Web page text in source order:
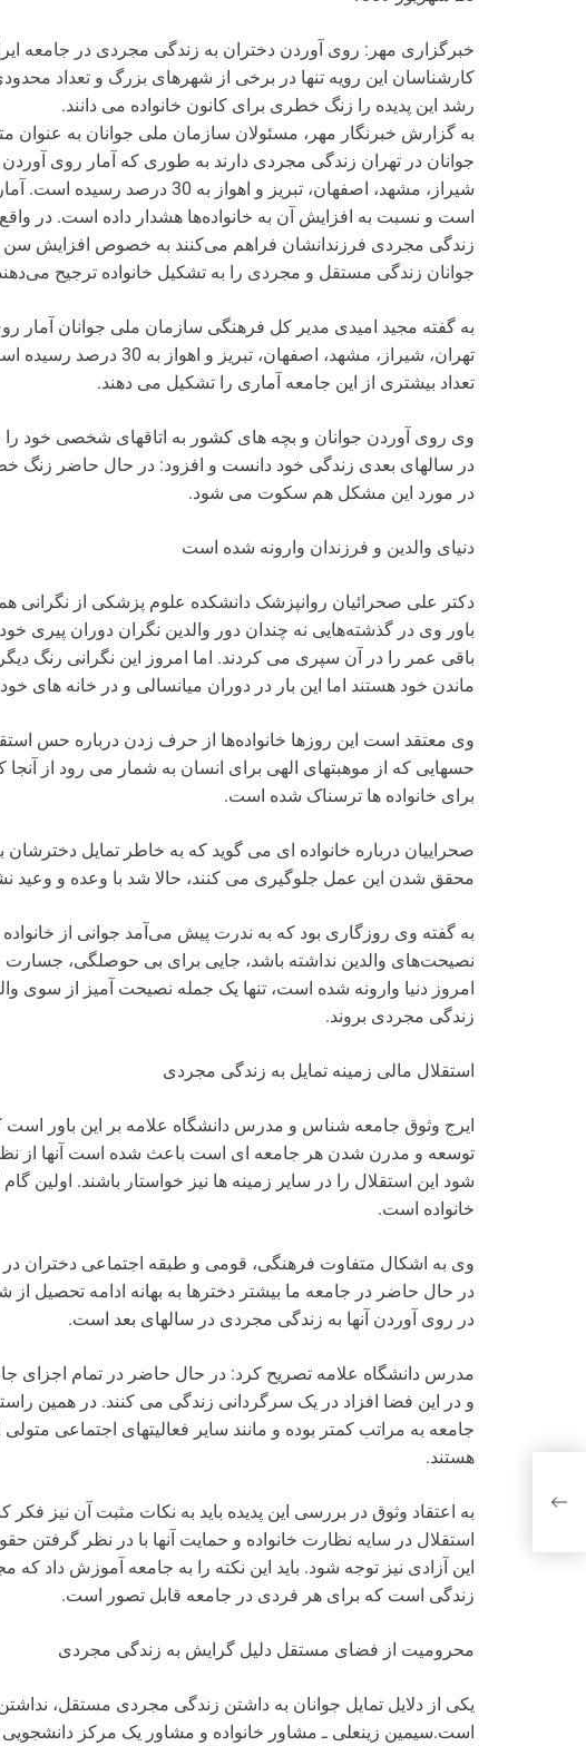
خبرگزاری مهر: روی آوردن دختران به زندگی مجردی در جامعه
کارشناسان این رویه تنها در برخی از شهرهای بزرگ و تعداد
رشد این پدیده را زنگ خطری برای کانون خانواده می دانند.
به گزارش خبرنگار مهر، مسئولان سازمان ملی جوانان به عنوان
شیراز، مشهد، اصفهان، تبریز و
است و نسبت به افزایش آن به خانواده‌ها هشدار داده است. در واقع
زندگی مجردی فرزندانشان فراهم می‌کنند به خصوص افزایش سن
جوانان زندگی مستقل و مجردی را به تشکیل خانواده ترجیح
تهران، شیراز، مشهد،
تعداد بیشتری از این جامعه آماری را تشکیل می دهند.
وی روی آوردن جوانان و بچه های کشور به اتاقهای شخصی خود
در سالهای بعدی زندگی خود دانست و افزود: در حال حاضر زنگ
در مورد این مشکل هم سکوت می شود.
دنیای والدین و فرزندان وارونه شده است
دکتر علی صحرائیان روانپزشک دانشکده علوم پزشکی از نگرانی
باور وی در گذشته‌هایی نه چندان دور والدین نگران دوران پیری
باقی عمر را در آن سپری می کردند. اما امروز این نگرانی رنگ
ماندن خود هستند اما این بار در دوران میانسالی و در خانه های
وی معتقد است این روزها خانواده‌ها از حرف زدن درباره حس
حسهایی که از موهبتهای الهی برای انسان به شمار می رود از
برای خانواده ها ترسناک شده است.
صحراییان درباره خانواده ای می گوید که به خاطر تمایل
محقق شدن این عمل جلوگیری می کنند، حالا شد با وعده و وعید
به گفته وی روزگاری بود که به ندرت پیش می‌آمد جوانی از
نصیحت‌های والدین نداشته باشد،‌ جایی برای بی حوصلگی، جسارت
امروز دنیا وارونه شده است، تنها یک جمله نصیحت آمیز از سوی
زندگی مجردی بروند.
استقلال مالی زمینه تمایل به زندگی مجردی
ایرج وثوق جامعه شناس و مدرس دانشگاه علامه بر این باور است
توسعه و مدرن شدن هر جامعه ای است باعث شده است آنها از
شود این استقلال را در سایر زمینه ها نیز خواستار باشند. اولین
خانواده است.
وی به اشکال متفاوت فرهنگی، قومی و طبقه اجتماعی دختران
در حال حاضر در جامعه ما بیشتر دخترها به بهانه ادامه تحصیل
در روی آوردن آنها به زندگی مجردی در سالهای بعد است.
مدرس دانشگاه علامه تصریح کرد: در حال حاضر در تمام اجزای
و در این فضا افزاد در یک سرگردانی زندگی می کنند. در همین
جامعه به مراتب کمتر بوده و مانند سایر فعالیتهای اجتماعی
هستند.
به اعتقاد وثوق در بررسی این پدیده باید به نکات مثبت آن نیز فکر
استقلال در سایه نظارت خانواده و حمایت آنها با در نظر
این آزادی نیز توجه شود. باید این نکته را به جامعه آموزش داد
زندگی است که برای هر فردی در جامعه قابل تصور است.
محرومیت از فضای مستقل دلیل گرایش به زندگی مجردی
یکی از دلایل تمایل جوانان به داشتن زندگی مجردی مستقل،
است.سیمین زینعلی ـ مشاور خانواده و مشاور یک مرکز